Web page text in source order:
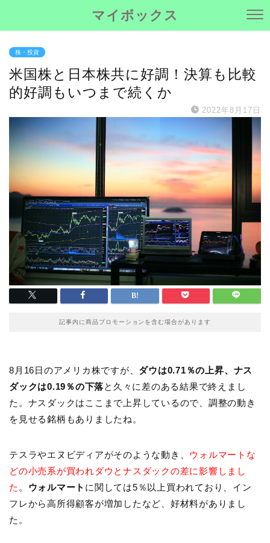
マイボックス
株・投資
米国株と日本株共に好調！決算も比較
的好調もいつまで続くか
2022年8月17日
記事内に商品プロモーションを含む場合があります
8月16日のアメリカ株ですが、 ダウは0.71％の上昇、ナス
ダックは0.19％の下落と久々に差のある結果で終えまし
た。ナスダックはここまで上昇しているので、調整の動き
を見せる銘柄もありましたね。
テスラやエヌビディアがそのような動き、 ウォルマートな
どの小売系が買われダウとナスダックの差に影響しまし
た 。 ウォルマート に関しては5％以上買われており、イン
フレから高所得顧客が増加したなど、好材料がありまし
た。